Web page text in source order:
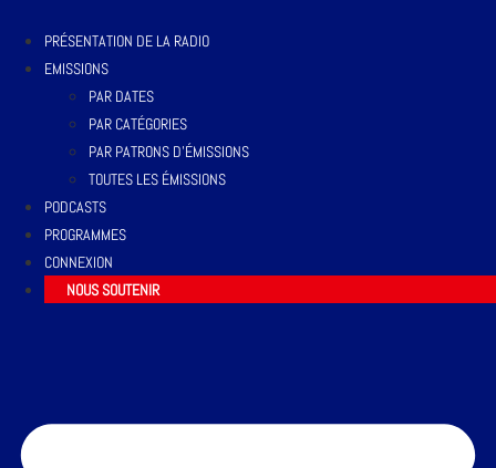
PRÉSENTATION DE LA RADIO
EMISSIONS
PAR DATES
PAR CATÉGORIES
PAR PATRONS D’ÉMISSIONS
TOUTES LES ÉMISSIONS
PODCASTS
PROGRAMMES
CONNEXION
NOUS SOUTENIR